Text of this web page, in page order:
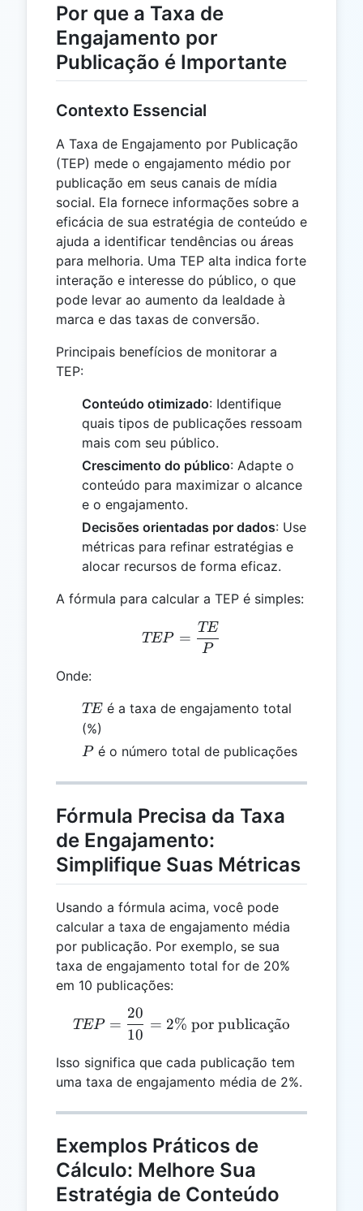
Por que a Taxa de
Engajamento por
Publicação é Importante
Contexto Essencial
A Taxa de Engajamento por Publicação
(TEP) mede o engajamento médio por
publicação em seus canais de mídia
social. Ela fornece informações sobre a
eficácia de sua estratégia de conteúdo e
ajuda a identificar tendências ou áreas
para melhoria. Uma TEP alta indica forte
interação e interesse do público, o que
pode levar ao aumento da lealdade à
marca e das taxas de conversão.
Principais benefícios de monitorar a
TEP:
Conteúdo otimizado: Identifique
quais tipos de publicações ressoam
mais com seu público.
Crescimento do público: Adapte o
conteúdo para maximizar o alcance
e o engajamento.
Decisões orientadas por dados: Use
métricas para refinar estratégias e
alocar recursos de forma eficaz.
A fórmula para calcular a TEP é simples:
TEP = \frac{TE}{P}
TEP =
P
TE
Onde:
TE
TE é a taxa de engajamento total
(%)
P
Pé o número total de publicações
Fórmula Precisa da Taxa
de Engajamento:
Simplifique Suas Métricas
Usando a fórmula acima, você pode
calcular a taxa de engajamento média
por publicação. Por exemplo, se sua
taxa de engajamento total for de 20%
em 10 publicações:
TEP = \frac{20}{10} = 2
TEP =
10
20
= 2% por publicac
¸a
˜o
Isso significa que cada publicação tem
uma taxa de engajamento média de 2%.
Exemplos Práticos de
Cálculo: Melhore Sua
Estratégia de Conteúdo